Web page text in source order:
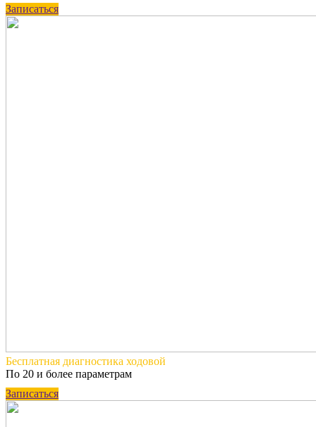
Записаться
Бесплатная диагностика ходовой
По 20 и более параметрам
Записаться